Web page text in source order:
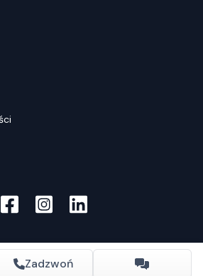
Zadzwoń
. Wszelkie prawa zastrzeżone.